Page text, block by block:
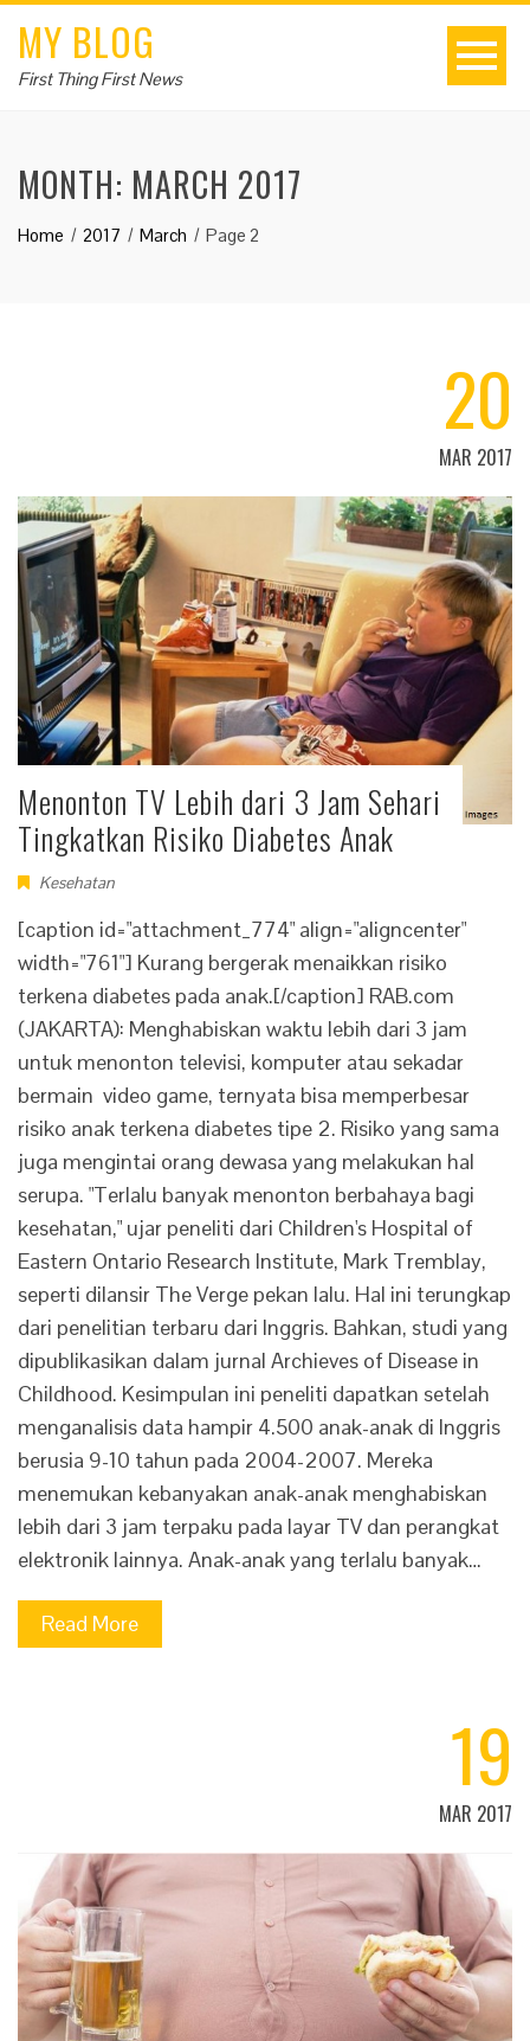
MY BLOG
First Thing First News
MONTH: MARCH 2017
Home 2017 March Page 2
20
MAR 2017
Menonton TV Lebih dari 3 Jam Sehari
Tingkatkan Risiko Diabetes Anak
Kesehatan
[caption id="attachment_774" align="aligncenter"
width="761"] Kurang bergerak menaikkan risiko
terkena diabetes pada anak.[/caption] RAB.com
(JAKARTA): Menghabiskan waktu lebih dari 3 jam
untuk menonton televisi, komputer atau sekadar
bermain video game, ternyata bisa memperbesar
risiko anak terkena diabetes tipe 2. Risiko yang sama
juga mengintai orang dewasa yang melakukan hal
serupa. "Terlalu banyak menonton berbahaya bagi
kesehatan," ujar peneliti dari Children's Hospital of
Eastern Ontario Research Institute, Mark Tremblay,
seperti dilansir The Verge pekan lalu. Hal ini terungkap
dari penelitian terbaru dari Inggris. Bahkan, studi yang
dipublikasikan dalam jurnal Archieves of Disease in
Childhood. Kesimpulan ini peneliti dapatkan setelah
menganalisis data hampir 4.500 anak-anak di Inggris
berusia 9-10 tahun pada 2004-2007. Mereka
menemukan kebanyakan anak-anak menghabiskan
lebih dari 3 jam terpaku pada layar TV dan perangkat
elektronik lainnya. Anak-anak yang terlalu banyak…
Read More
19
MAR 2017